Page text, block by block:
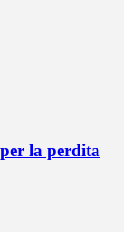
la perdita